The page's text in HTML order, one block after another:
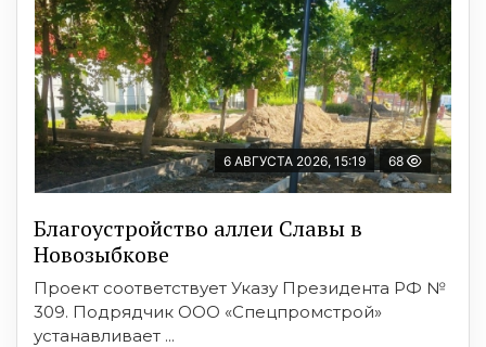
6 АВГУСТА 2026, 15:19 68
Благоустройство аллеи Славы в
Новозыбкове
Проект соответствует Указу Президента РФ №
309. Подрядчик ООО «Спецпромстрой»
устанавливает ...